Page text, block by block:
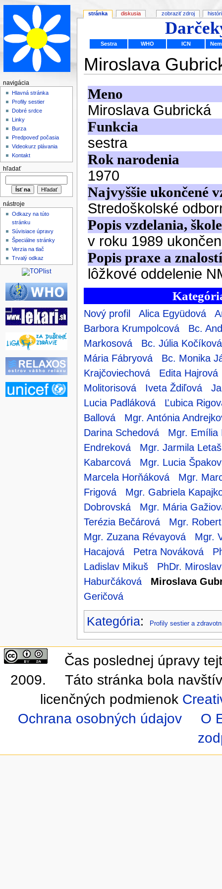
Sestra WHO ICN
Miroslava
Nový profil Alica Együdová
Barbora Krumpolcová
Bc.
Markosová
Bc. Júlia Kočíková
Mária Fábryová
Bc. Monika
Krajčoviechová
Edita Hajrová
Molitorisová
Iveta Ždiľová
Lucia Padláková
Ľubica
Ballová
Mgr. Antónia
Darina Schedová
Mgr. Emília
Endreková
Mgr. Jarmila
Kabarcová
Mgr. Lucia
Marcela Horňáková
Mgr.
Frigová
Mgr. Gabriela
Dobrovská
Mgr. Mária
Terézia Bečárová
Mgr.
Mgr. Zuzana Révayová
Mgr.
Hacajová
Petra Nováková
Ladislav Mikuš
PhDr.
Haburčáková
Miroslava
Geričová
Kategória: Profily sestier a
stránka diskusia zobraziť zdroj
navigácia
Hlavná stránka
Profily sestier
Dobré srdce
Linky
Burza
Predpoveď počasia
Videokurz plávania
Kontakt
hľadať
nástroje
Odkazy na túto
stránku
Súvisiace úpravy
Špeciálne stránky
Verzia na tlač
Trvalý odkaz
Čas poslednej úpravy
2009.
Táto stránka bola
licenčných podmienok
Ochrana osobných údajov
O